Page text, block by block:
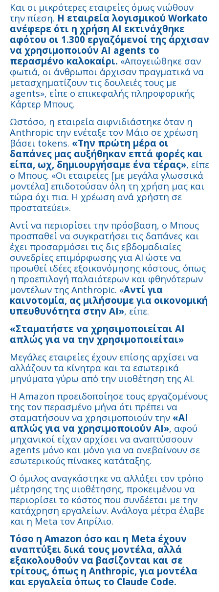
Και οι μικρότερες εταιρείες όμως νιώθουν
την πίεση. Η εταιρεία λογισμικού Workato
ανέφερε ότι η χρήση AI εκτινάχθηκε
αφότου οι 1.300 εργαζόμενοί της άρχισαν
να χρησιμοποιούν AI agents το
περασμένο καλοκαίρι. «Απογειώθηκε σαν
φωτιά, οι άνθρωποι άρχισαν πραγματικά να
μετασχηματίζουν τις δουλειές τους με
agents», είπε ο επικεφαλής πληροφορικής
Κάρτερ Μπους.
Ωστόσο, η εταιρεία αιφνιδιάστηκε όταν η
Anthropic την ενέταξε τον Μάιο σε χρέωση
βάσει tokens. «Την πρώτη μέρα οι
δαπάνες μας αυξήθηκαν επτά φορές και
είπα, ωχ, δημιουργήσαμε ένα τέρας», είπε
ο Μπους. «Οι εταιρείες [με μεγάλα γλωσσικά
μοντέλα] επιδοτούσαν όλη τη χρήση μας και
τώρα όχι πια. Η χρέωση ανά χρήστη σε
προστατεύει».
Αντί να περιορίσει την πρόσβαση, ο Μπους
προσπαθεί να συγκρατήσει τις δαπάνες και
έχει προσαρμόσει τις δις εβδομαδιαίες
συνεδρίες επιμόρφωσης για AI ώστε να
προωθεί ιδέες εξοικονόμησης κόστους, όπως
η προεπιλογή παλαιότερων και φθηνότερων
μοντέλων της Anthropic. «Αντί για
καινοτομία, ας μιλήσουμε για οικονομική
υπευθυνότητα στην AI», είπε.
«Σταματήστε να χρησιμοποιείται AI
απλώς για να την χρησιμοποιείται»
Μεγάλες εταιρείες έχουν επίσης αρχίσει να
αλλάζουν τα κίνητρα και τα εσωτερικά
μηνύματα γύρω από την υιοθέτηση της AI.
Η Amazon προειδοποίησε τους εργαζομένους
της τον περασμένο μήνα ότι πρέπει να
σταματήσουν να χρησιμοποιούν την «AI
απλώς για να χρησιμοποιούν AI», αφού
μηχανικοί είχαν αρχίσει να αναπτύσσουν
agents μόνο και μόνο για να ανεβαίνουν σε
εσωτερικούς πίνακες κατάταξης.
Ο όμιλος αναγκάστηκε να αλλάξει τον τρόπο
μέτρησης της υιοθέτησης, προκειμένου να
περιορίσει το κόστος που συνδέεται με την
κατάχρηση εργαλείων. Ανάλογα μέτρα έλαβε
και η Meta τον Απρίλιο.
Τόσο η Amazon όσο και η Meta έχουν
αναπτύξει δικά τους μοντέλα, αλλά
εξακολουθούν να βασίζονται και σε
τρίτους, όπως η Anthropic, για μοντέλα
και εργαλεία όπως το Claude Code.